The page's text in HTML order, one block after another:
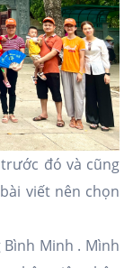
đó và cũng
viết nên chọn
Bình Minh . Mình